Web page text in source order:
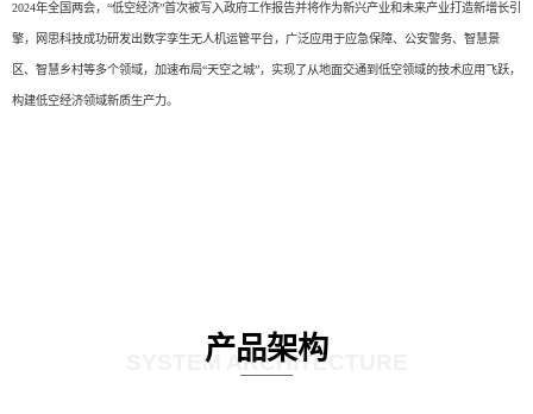
2024年全国两会，“低空经济”首次被写入政府工作报告并将作为新兴产业和未来产业打造新增长引
擎，网思科技成功研发出数字孪生无人机运管平台，广泛应用于应急保障、公安警务、智慧景
区、智慧乡村等多个领域，加速布局“天空之城”，实现了从地面交通到低空领域的技术应用飞跃，
构建低空经济领域新质生产力。
产品架构
SYSTEM ARCHITECTURE